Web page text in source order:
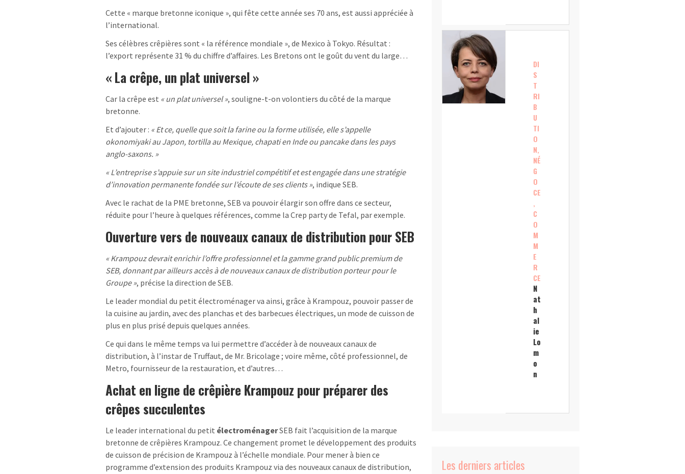
Cette « marque bretonne iconique », qui fête cette année ses 70 ans, est aussi appréciée à
l’international.
Ses célèbres crêpières sont « la référence mondiale », de Mexico à Tokyo. Résultat :
l’export représente 31 % du chiffre d’affaires. Les Bretons ont le goût du vent du large…
« La crêpe, un plat universel »
Car la crêpe est « un plat universel », souligne-t-on volontiers du côté de la marque
bretonne.
Et d’ajouter : « Et ce, quelle que soit la farine ou la forme utilisée, elle s’appelle
okonomiyaki au Japon, tortilla au Mexique, chapati en Inde ou pancake dans les pays
anglo-saxons. »
« L’entreprise s’appuie sur un site industriel compétitif et est engagée dans une stratégie
d’innovation permanente fondée sur l’écoute de ses clients », indique SEB.
Avec le rachat de la PME bretonne, SEB va pouvoir élargir son offre dans ce secteur,
réduite pour l’heure à quelques références, comme la Crep party de Tefal, par exemple.
Ouverture vers de nouveaux canaux de distribution pour SEB
« Krampouz devrait enrichir l’offre professionnel et la gamme grand public premium de
SEB, donnant par ailleurs accès à de nouveaux canaux de distribution porteur pour le
Groupe », précise la direction de SEB.
Le leader mondial du petit électroménager va ainsi, grâce à Krampouz, pouvoir passer de
la cuisine au jardin, avec des planchas et des barbecues électriques, un mode de cuisson de
plus en plus prisé depuis quelques années.
Ce qui dans le même temps va lui permettre d’accéder à de nouveaux canaux de
distribution, à l’instar de Truffaut, de Mr. Bricolage ; voire même, côté professionnel, de
Metro, fournisseur de la restauration, et d’autres…
Achat en ligne de crêpière Krampouz pour préparer des
crêpes succulentes
Le leader international du petit électroménagerSEB fait l’acquisition de la marque
bretonne de crêpières Krampouz. Ce changement promet le développement des produits
de cuisson de précision de Krampouz à l’échelle mondiale. Pour mener à bien ce
programme d’extension des produits Krampouz via des nouveaux canaux de distribution,
DI
S
T
RI
B
U
TI
O
N,
NÉ
G
O
CE
,
C
O
M
M
E
R
CE
N
at
h
al
ie
Lo
m
o
n
Les derniers articles